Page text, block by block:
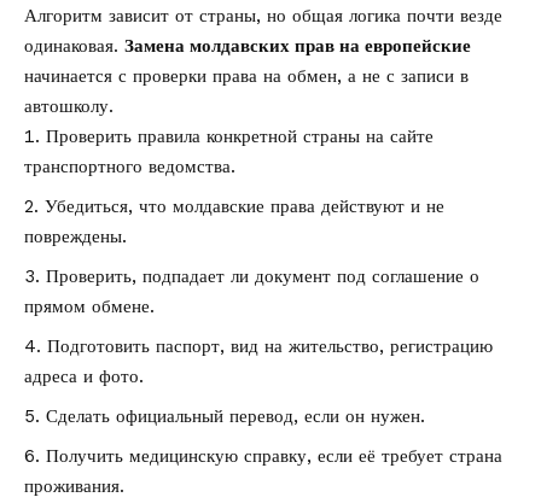
Алгоритм зависит от страны, но общая логика почти везде
одинаковая. Замена молдавских прав на европейские
начинается с проверки права на обмен, а не с записи в
автошколу.
Проверить правила конкретной страны на сайте
транспортного ведомства.
Убедиться, что молдавские права действуют и не
повреждены.
Проверить, подпадает ли документ под соглашение о
прямом обмене.
Подготовить паспорт, вид на жительство, регистрацию
адреса и фото.
Сделать официальный перевод, если он нужен.
Получить медицинскую справку, если её требует страна
проживания.